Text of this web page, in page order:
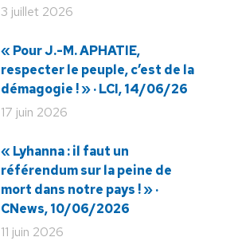
3 juillet 2026
« Pour J.-M. APHATIE,
respecter le peuple, c’est de la
démagogie ! » · LCI, 14/06/26
17 juin 2026
« Lyhanna : il faut un
référendum sur la peine de
mort dans notre pays ! » ·
CNews, 10/06/2026
11 juin 2026